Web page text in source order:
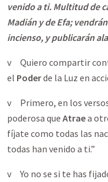
venido a ti. Multitud de
Madián y de Efa;
incienso, y publicarán
v Quiero compartir
el Poderde la Luz en
v Primero, en los
poderosa que Atraea
fíjate como todas las
todas han venido a ti.”
v Yo no se si te has